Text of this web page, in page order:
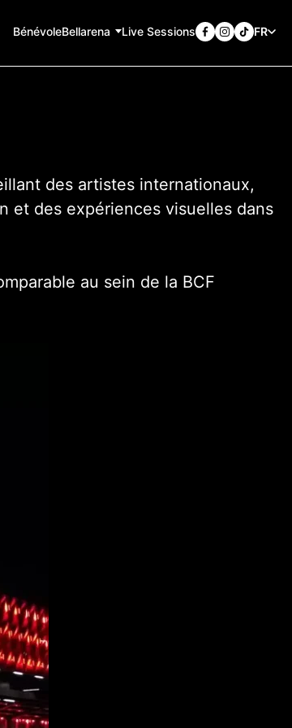
BénévoleBellarena Live Sessions FR
des artistes internationaux,
et des expériences visuelles dans
au sein de la BCF